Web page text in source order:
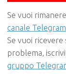
Se vuoi
canale Telegram
Se vuoi
problema,
gruppo